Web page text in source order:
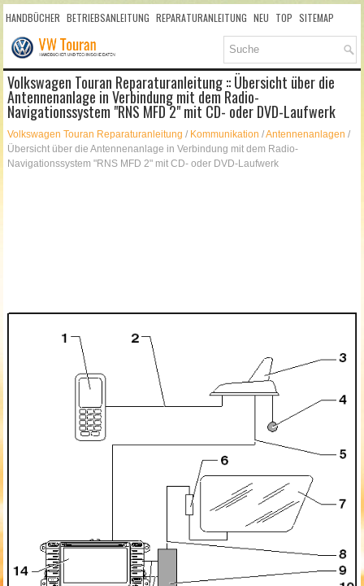
HANDBÜCHER BETRIEBSANLEITUNG REPARATURANLEITUNG NEU TOP SITEMAP
SUCHLAUF
Volkswagen Touran Reparaturanleitung :: Übersicht über die
Antennenanlage in Verbindung mit dem Radio-
Navigationssystem "RNS MFD 2" mit CD- oder DVD-Laufwerk
Volkswagen Touran Reparaturanleitung / Kommunikation /Antennenanlagen /
Übersicht über die Antennenanlage in Verbindung mit dem Radio-
Navigationssystem "RNS MFD 2" mit CD- oder DVD-Laufwerk